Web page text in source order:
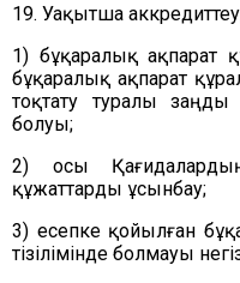
19. Уақытша
1) бұқаралық ақпарат
бұқаралық ақпарат
тоқтату туралы
болуы;
2) осы
құжаттарды ұсынбау;
3) есепке қойылған
тізілімінде болмауы